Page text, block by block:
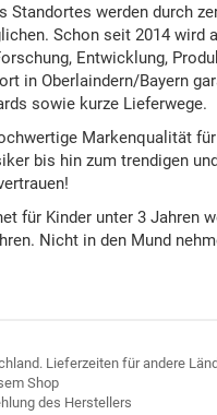
Standortes werden durch
Schon seit 2014 wird
Entwicklung,
in Oberlaindern/Bayern
sowie kurze Lieferwege.
Markenqualität
bis hin zum trendigen
für Kinder unter 3 Jahren
Nicht in den Mund
Lieferzeiten für andere
Shop
des Herstellers